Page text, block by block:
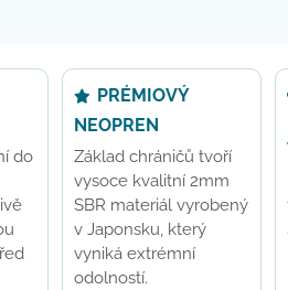
do
PRÉMIOVÝ
NEOPREN
Základ chráničů tvoří
vysoce kvalitní 2mm
SBR materiál vyrobený
v Japonsku, který
vyniká extrémní
odolností.